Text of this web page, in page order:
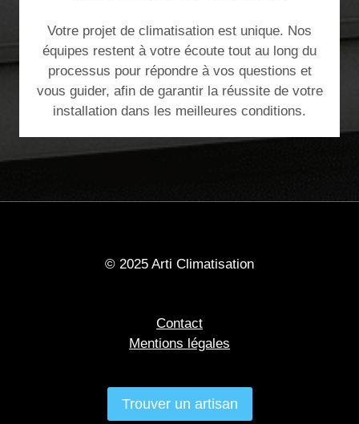
Votre projet de climatisation est unique. Nos
équipes restent à votre écoute tout au long du
processus pour répondre à vos questions et
vous guider, afin de garantir la réussite de votre
installation dans les meilleures conditions.
© 2025 Arti Climatisation
Contact
Mentions légales
Trouver un artisan